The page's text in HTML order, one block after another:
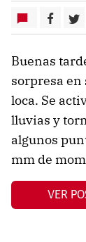
Buenas
sorpresa
loca. Se
lluvias y
algunos
mm de
VER